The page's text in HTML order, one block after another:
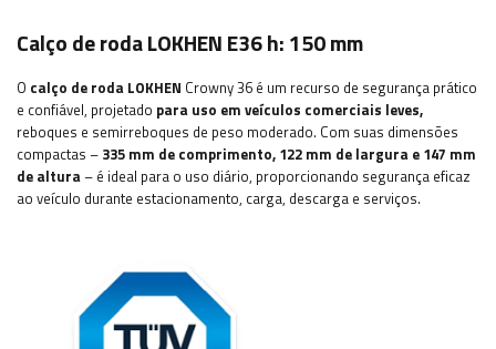
Calço de roda LOKHEN E36 h: 150 mm
O calço de roda LOKHEN Crowny 36 é um recurso de segurança prático
e confiável, projetado para uso em veículos comerciais leves,
reboques e semirreboques de peso moderado. Com suas dimensões
compactas – 335 mm de comprimento, 122 mm de largura e 147 mm
de altura– é ideal para o uso diário, proporcionando segurança eficaz
ao veículo durante estacionamento, carga, descarga e serviços.